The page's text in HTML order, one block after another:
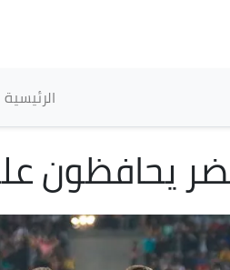
الرئيسية
يحافظون